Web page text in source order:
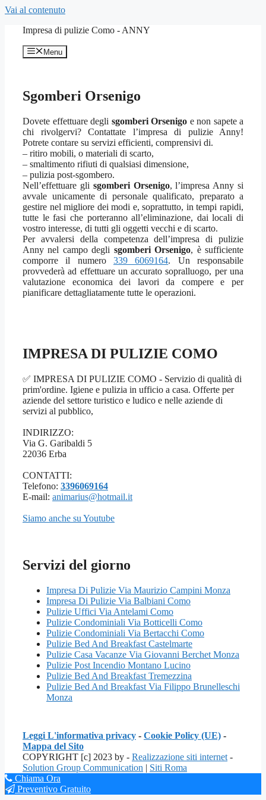
Vai al contenuto
Impresa di pulizie Como - ANNY
Menu
Sgomberi Orsenigo
Dovete effettuare degli sgomberi Orsenigo e non sapete a
chi rivolgervi? Contattate l’impresa di pulizie Anny!
Potrete contare su servizi efficienti, comprensivi di.
– ritiro mobili, o materiali di scarto,
– smaltimento rifiuti di qualsiasi dimensione,
– pulizia post-sgombero.
Nell’effettuare gli sgomberi Orsenigo, l’impresa Anny si
avvale unicamente di personale qualificato, preparato a
gestire nel migliore dei modi e, soprattutto, in tempi rapidi,
tutte le fasi che porteranno all’eliminazione, dai locali di
vostro interesse, di tutti gli oggetti vecchi e di scarto.
Per avvalersi della competenza dell’impresa di pulizie
Anny nel campo degli sgomberi Orsenigo, è sufficiente
comporre il numero 339 6069164. Un responsabile
provvederà ad effettuare un accurato sopralluogo, per una
valutazione economica dei lavori da compere e per
pianificare dettagliatamente tutte le operazioni.
IMPRESA DI PULIZIE COMO
✅ IMPRESA DI PULIZIE COMO - Servizio di qualità di
prim'ordine. Igiene e pulizia in ufficio a casa. Offerte per
aziende del settore turistico e ludico e nelle aziende di
servizi al pubblico,
INDIRIZZO:
Via G. Garibaldi 5
22036 Erba
CONTATTI:
Telefono: 3396069164
E-mail: animarius@hotmail.it
Siamo anche su Youtube
Servizi del giorno
Impresa Di Pulizie Via Maurizio Campini Monza
Impresa Di Pulizie Via Balbiani Como
Pulizie Uffici Via Antelami Como
Pulizie Condominiali Via Botticelli Como
Pulizie Condominiali Via Bertacchi Como
Pulizie Bed And Breakfast Castelmarte
Pulizie Casa Vacanze Via Giovanni Berchet Monza
Pulizie Post Incendio Montano Lucino
Pulizie Bed And Breakfast Tremezzina
Pulizie Bed And Breakfast Via Filippo Brunelleschi
Monza
Leggi L'informativa privacy - Cookie Policy (UE) -
Mappa del Sito
COPYRIGHT [c] 2023 by - Realizzazione siti internet -
Solution Group Communication | Siti Roma
Chiama Ora
Preventivo Gratuito